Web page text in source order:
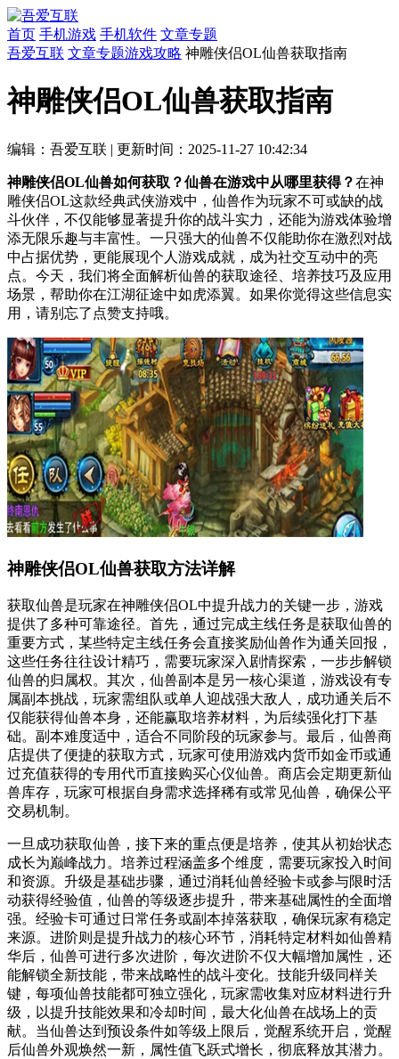
首页 手机游戏 手机软件 文章专题
吾爱互联 文章专题游戏攻略 神雕侠侣OL仙兽获取指南
神雕侠侣OL仙兽获取指南
编辑：吾爱互联 | 更新时间：2025-11-27 10:42:34
神雕侠侣OL仙兽如何获取？仙兽在游戏中从哪里获得？在神
雕侠侣OL这款经典武侠游戏中，仙兽作为玩家不可或缺的战
斗伙伴，不仅能够显著提升你的战斗实力，还能为游戏体验增
添无限乐趣与丰富性。一只强大的仙兽不仅能助你在激烈对战
中占据优势，更能展现个人游戏成就，成为社交互动中的亮
点。今天，我们将全面解析仙兽的获取途径、培养技巧及应用
场景，帮助你在江湖征途中如虎添翼。如果你觉得这些信息实
用，请别忘了点赞支持哦。
神雕侠侣OL仙兽获取方法详解
获取仙兽是玩家在神雕侠侣OL中提升战力的关键一步，游戏
提供了多种可靠途径。首先，通过完成主线任务是获取仙兽的
重要方式，某些特定主线任务会直接奖励仙兽作为通关回报，
这些任务往往设计精巧，需要玩家深入剧情探索，一步步解锁
仙兽的归属权。其次，仙兽副本是另一核心渠道，游戏设有专
属副本挑战，玩家需组队或单人迎战强大敌人，成功通关后不
仅能获得仙兽本身，还能赢取培养材料，为后续强化打下基
础。副本难度适中，适合不同阶段的玩家参与。最后，仙兽商
店提供了便捷的获取方式，玩家可使用游戏内货币如金币或通
过充值获得的专用代币直接购买心仪仙兽。商店会定期更新仙
兽库存，玩家可根据自身需求选择稀有或常见仙兽，确保公平
交易机制。
一旦成功获取仙兽，接下来的重点便是培养，使其从初始状态
成长为巅峰战力。培养过程涵盖多个维度，需要玩家投入时间
和资源。升级是基础步骤，通过消耗仙兽经验卡或参与限时活
动获得经验值，仙兽的等级逐步提升，带来基础属性的全面增
强。经验卡可通过日常任务或副本掉落获取，确保玩家有稳定
来源。进阶则是提升战力的核心环节，消耗特定材料如仙兽精
华后，仙兽可进行多次进阶，每次进阶不仅大幅增加属性，还
能解锁全新技能，带来战略性的战斗变化。技能升级同样关
键，每项仙兽技能都可独立强化，玩家需收集对应材料进行升
级，以提升技能效果和冷却时间，最大化仙兽在战场上的贡
献。当仙兽达到预设条件如等级上限后，觉醒系统开启，觉醒
后仙兽外观焕然一新，属性值飞跃式增长，彻底释放其潜力。